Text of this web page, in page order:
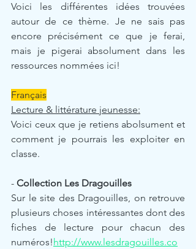
Voici les différentes idées trouvées
autour de ce thème. Je ne sais pas
encore précisément ce que je ferai,
mais je pigerai absolument dans les
ressources nommées ici!
Français
Lecture & littérature jeunesse:
Voici ceux que je retiens abolsument et
comment je pourrais les exploiter en
classe.
- Collection Les Dragouilles
Sur le site des Dragouilles, on retrouve
plusieurs choses intéressantes dont des
fiches de lecture pour chacun des
numéros! http://www.lesdragouilles.co